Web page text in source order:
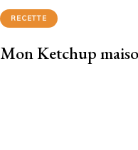
RECETTE
Mon Ketchup